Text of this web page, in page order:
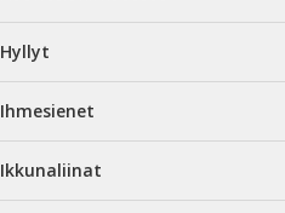
Hyllyt
Ihmesienet
Ikkunaliinat